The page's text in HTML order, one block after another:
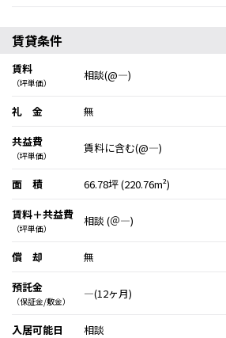
賃貸条件
賃料
（坪単価）
相談(@―)
礼 金
無
共益費
（坪単価）
賃料に含む(@―)
面 積
66.78坪 (220.76m²)
賃料＋共益費
（坪単価）
相談 (＠―)
償 却
無
預託金
（保証金/敷金）
―(12ヶ月)
入居可能日
相談